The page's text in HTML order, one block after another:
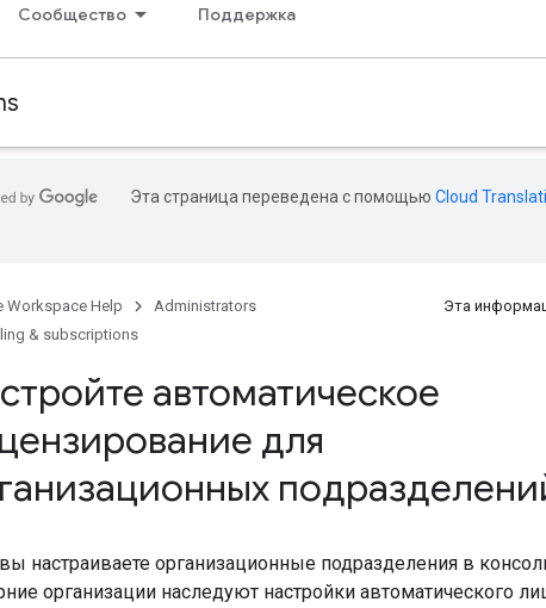
Сообщество Поддержка
Эта страница переведена с помощью Cloud
Workspace Help
Administrators
& subscriptions
Эта
автоматическое
для
настраиваете организационные подразделения в
организации наследуют настройки автоматического